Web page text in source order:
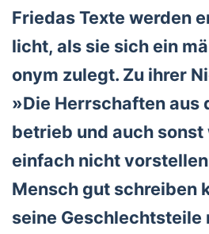
Frie­das Tex­te wer­den
licht, als sie sich ein
onym zulegt. Zu ihrer
»Die Herr­schaf­ten
be­trieb und auch sonst
ein­fach nicht
Mensch gut schrei­ben
sei­ne Geschlechts­tei­le